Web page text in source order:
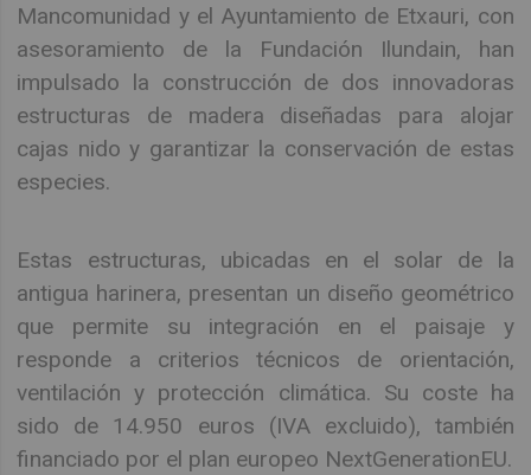
Mancomunidad y el Ayuntamiento de Etxauri, con
asesoramiento de la Fundación Ilundain, han
impulsado la construcción de dos innovadoras
estructuras de madera diseñadas para alojar
cajas nido y garantizar la conservación de estas
especies.
Estas estructuras, ubicadas en el solar de la
antigua harinera, presentan un diseño geométrico
que permite su integración en el paisaje y
responde a criterios técnicos de orientación,
ventilación y protección climática. Su coste ha
sido de 14.950 euros (IVA excluido), también
financiado por el plan europeo NextGenerationEU.